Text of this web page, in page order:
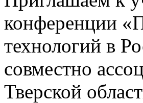
конференции
технологий в
совместно
Тверской